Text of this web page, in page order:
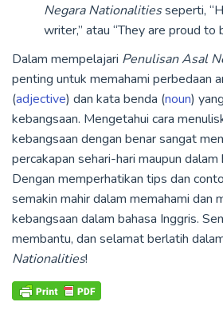
Negara Nationalitiesseperti,
writer,” atau “They are proud to
Dalam mempelajari Penulisan Asal
penting untuk memahami perbedaan
(adjective) dan kata benda (noun)
kebangsaan. Mengetahui cara
kebangsaan dengan benar sangat
percakapan sehari-hari maupun
Dengan memperhatikan tips dan
semakin mahir dalam memahami dan
kebangsaan dalam bahasa Inggris.
membantu, dan selamat berlatih
Nationalities!